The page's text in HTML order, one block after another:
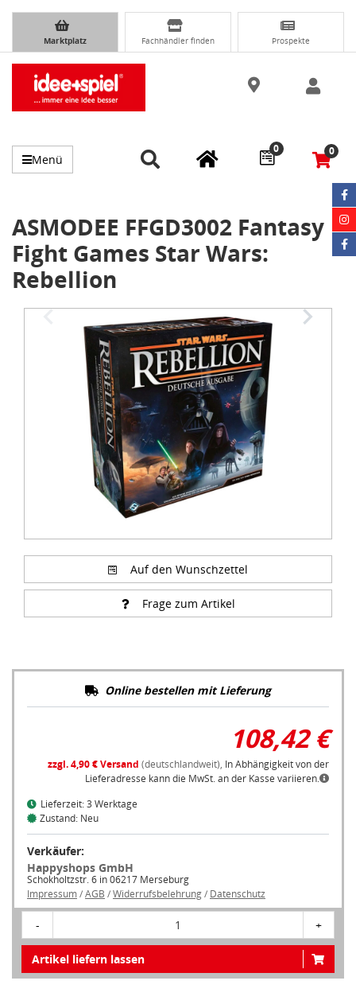
Marktplatz Fachhändler finden Prospekte
Menü
0 0
ASMODEE FFGD3002 Fantasy
Fight Games Star Wars:
Rebellion
Auf den Wunschzettel
Frage zum Artikel
Online bestellen mit Lieferung
108,42 €
zzgl. 4,90 € Versand (deutschlandweit), In Abhängigkeit von der
Lieferadresse kann die MwSt. an der Kasse variieren.
Lieferzeit: 3 Werktage
Zustand: Neu
Verkäufer:
Happyshops GmbH
Schokholtzstr. 6 in 06217 Merseburg
Impressum/AGB /Widerrufsbelehrung/ Datenschutz
- 1 +
Artikel liefern lassen